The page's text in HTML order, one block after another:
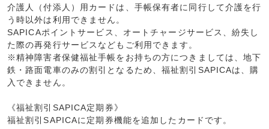
介護人（付添人）用カードは、手帳保有者に同行して介護を行
う時以外は利用できません。
SAPICAポイントサービス、オートチャージサービス、紛失し
た際の再発行サービスなどもご利用できます。
※精神障害者保健福祉手帳をお持ちの方につきましては、地下
鉄・路面電車のみの割引となるため、福祉割引SAPICAは、購
入できません。
《福祉割引SAPICA定期券》
福祉割引SAPICAに定期券機能を追加したカードです。